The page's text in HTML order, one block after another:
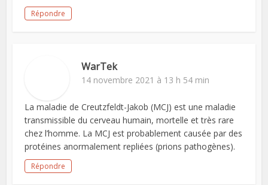
Répondre
WarTek
14 novembre 2021 à 13 h 54 min
La maladie de Creutzfeldt-Jakob (MCJ) est une maladie
transmissible du cerveau humain, mortelle et très rare
chez l’homme. La MCJ est probablement causée par des
protéines anormalement repliées (prions pathogènes).
Répondre